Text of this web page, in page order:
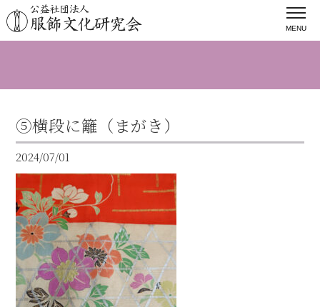
MENU
⑤横段に籬（まがき）
2024/07/01